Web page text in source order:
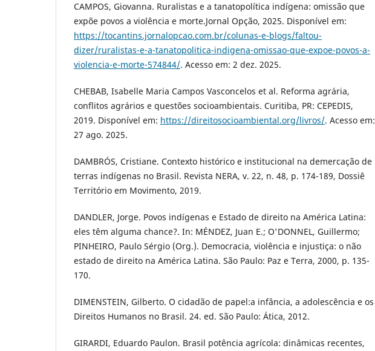
CAMPOS, Giovanna. Ruralistas e a tanatopolítica indígena: omissão que
expõe povos a violência e morte.Jornal Opção, 2025. Disponível em:
https://tocantins.jornalopcao.com.br/colunas-e-blogs/faltou-
dizer/ruralistas-e-a-tanatopolitica-indigena-omissao-que-expoe-povos-a-
violencia-e-morte-574844/. Acesso em: 2 dez. 2025.
CHEBAB, Isabelle Maria Campos Vasconcelos et al. Reforma agrária,
conflitos agrários e questões socioambientais. Curitiba, PR: CEPEDIS,
2019. Disponível em: https://direitosocioambiental.org/livros/. Acesso em:
27 ago. 2025.
DAMBRÓS, Cristiane. Contexto histórico e institucional na demercação de
terras indígenas no Brasil. Revista NERA, v. 22, n. 48, p. 174-189, Dossiê
Território em Movimento, 2019.
DANDLER, Jorge. Povos indígenas e Estado de direito na América Latina:
eles têm alguma chance?. In: MÉNDEZ, Juan E.; O'DONNEL, Guillermo;
PINHEIRO, Paulo Sérgio (Org.). Democracia, violência e injustiça: o não
estado de direito na América Latina. São Paulo: Paz e Terra, 2000, p. 135-
170.
DIMENSTEIN, Gilberto. O cidadão de papel:a infância, a adolescência e os
Direitos Humanos no Brasil. 24. ed. São Paulo: Ática, 2012.
GIRARDI, Eduardo Paulon. Brasil potência agrícola: dinâmicas recentes,